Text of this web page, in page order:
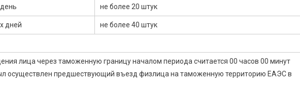
не более 20 штук
дней не более 40 штук
лица через таможенную границу началом периода считается 00 часов 00 минут
осуществлен предшествующий въезд физлица на таможенную территорию ЕАЭС в